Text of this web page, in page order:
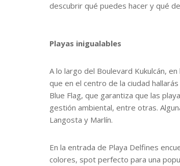
descubrir qué puedes hacer y qué
Playas inigualables
A lo largo del Boulevard Kukulcán,
que en el centro de la ciudad
Blue Flag, que garantiza que las
gestión ambiental, entre otras.
Langosta y Marlín.
En la entrada de Playa Delfines
colores, spot perfecto para una